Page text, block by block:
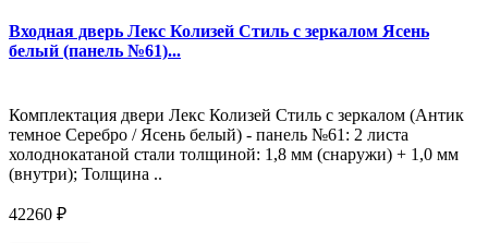
Входная дверь Лекс Колизей Стиль с зеркалом Ясень
белый (панель №61)...
Комплектация двери Лекс Колизей Стиль с зеркалом (Антик
темное Серебро / Ясень белый) - панель №61: 2 листа
холоднокатаной стали толщиной: 1,8 мм (снаружи) + 1,0 мм
(внутри); Толщина ..
42260 ₽